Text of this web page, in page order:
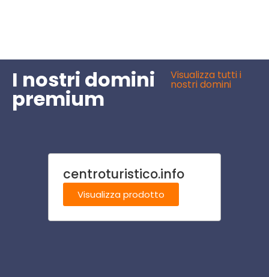
I nostri domini
premium
Visualizza tutti i
nostri domini
centroturistico.info
Visualizza prodotto